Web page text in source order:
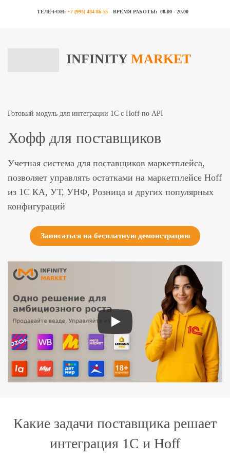
ТЕЛЕФОН: +7 (993) 484-86-55 ВРЕМЯ РАБОТЫ: 08.00 - 20.00
INFINITY MARKET
Готовый модуль для интеграции 1C с Hoff по API
Хофф для поставщиков
Учетная система для поставщиков маркетплейса,
позволяет управлять остатками на маркетплейсе Hoff
из 1С КА, УТ, УНФ, Розница и других популярных
конфигураций
Записаться на бесплатную демонстрацию
Какие задачи поставщика решает
интеграция 1С и Hoff